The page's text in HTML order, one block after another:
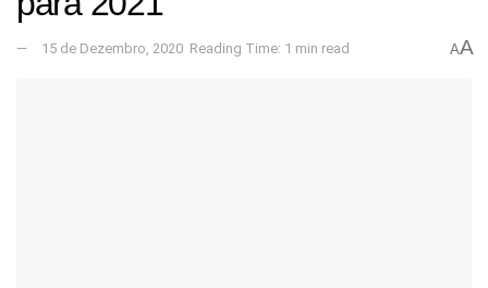
15 de Dezembro, 2020 Reading Time: 1 min read AA